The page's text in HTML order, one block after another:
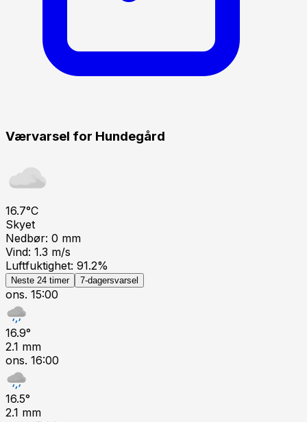
Værvarsel for Hundegård
16.7°C
Skyet
Nedbør: 0 mm
Vind: 1.3 m/s
Luftfuktighet: 91.2%
Neste 24 timer 7-dagersvarsel
ons. 15:00
16.9°
2.1 mm
ons. 16:00
16.5°
2.1 mm